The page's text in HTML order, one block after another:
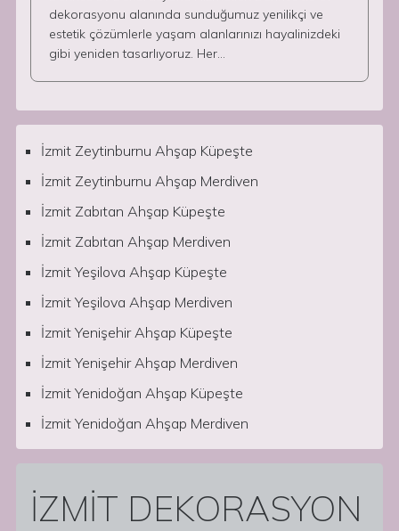
dekorasyonu alanında sunduğumuz yenilikçi ve
estetik çözümlerle yaşam alanlarınızı hayalinizdeki
gibi yeniden tasarlıyoruz. Her…
İzmit Zeytinburnu Ahşap Küpeşte
İzmit Zeytinburnu Ahşap Merdiven
İzmit Zabıtan Ahşap Küpeşte
İzmit Zabıtan Ahşap Merdiven
İzmit Yeşilova Ahşap Küpeşte
İzmit Yeşilova Ahşap Merdiven
İzmit Yenişehir Ahşap Küpeşte
İzmit Yenişehir Ahşap Merdiven
İzmit Yenidoğan Ahşap Küpeşte
İzmit Yenidoğan Ahşap Merdiven
İZMİT DEKORASYON